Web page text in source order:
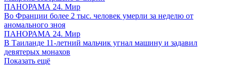
ПАНОРАМА 24. Мир
Во Франции более 2 тыс. человек умерли за неделю от
аномального зноя
ПАНОРАМА 24. Мир
В Таиланде 11-летний мальчик угнал машину и задавил
девятерых монахов
Показать ещё